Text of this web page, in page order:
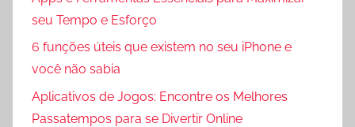
seu Tempo e Esforço
6 funções úteis que existem no seu iPhone e
você não sabia
Aplicativos de Jogos: Encontre os Melhores
Passatempos para se Divertir Online